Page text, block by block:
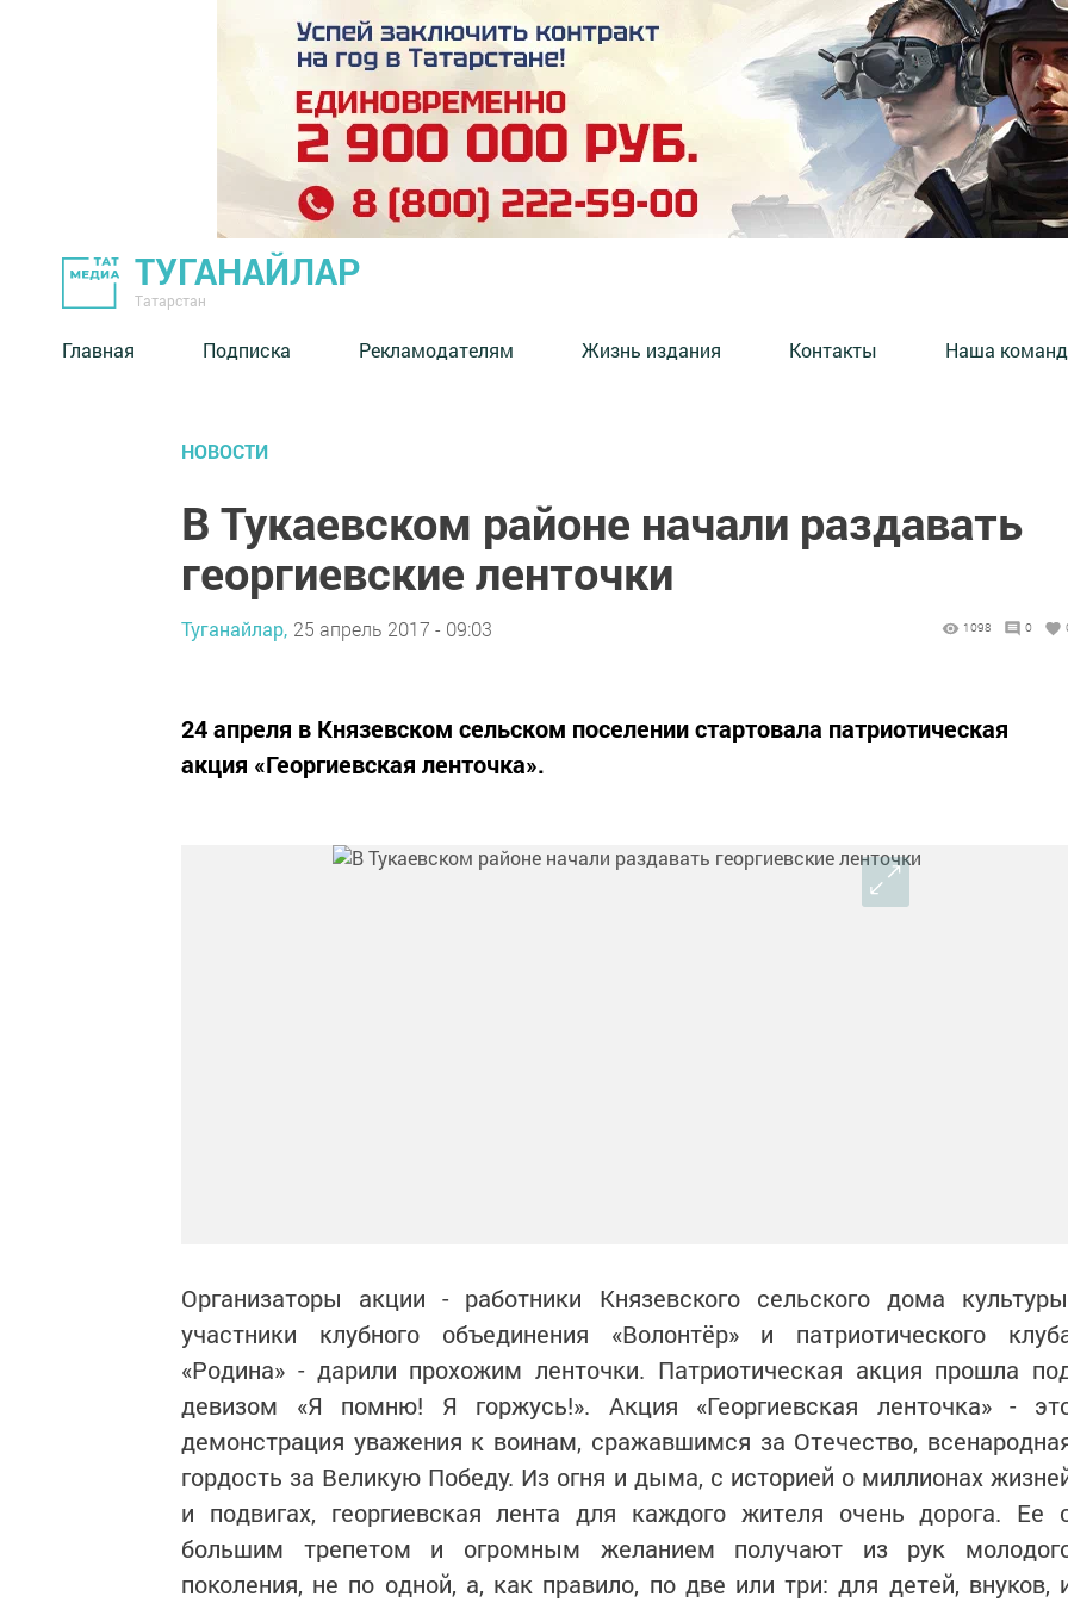
ТУГАНАЙЛАР
Татарстан
Главная Подписка Рекламодателям Жизнь издания Контакты Наша
НОВОСТИ
В Тукаевском районе начали раздавать
георгиевские ленточки
Туганайлар, 25 апрель 2017 - 09:03 1098 0
24 апреля в Князевском сельском поселении стартовала патриотическая
акция «Георгиевская ленточка».
Организаторы акции - работники Князевского сельского дома
участники клубного объединения «Волонтёр» и патриотического
«Родина» - дарили прохожим ленточки. Патриотическая акция прошла
девизом «Я помню! Я горжусь!». Акция «Георгиевская ленточка» -
демонстрация уважения к воинам, сражавшимся за Отечество,
гордость за Великую Победу. Из огня и дыма, с историей о миллионах
и подвигах, георгиевская лента для каждого жителя очень дорога. Ее
большим трепетом и огромным желанием получают из рук
поколения, не по одной, а, как правило, по две или три: для детей, внуков,